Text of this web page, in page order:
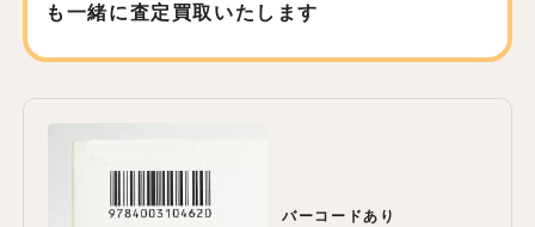
も 一緒に査定買取いたします
バーコードあり